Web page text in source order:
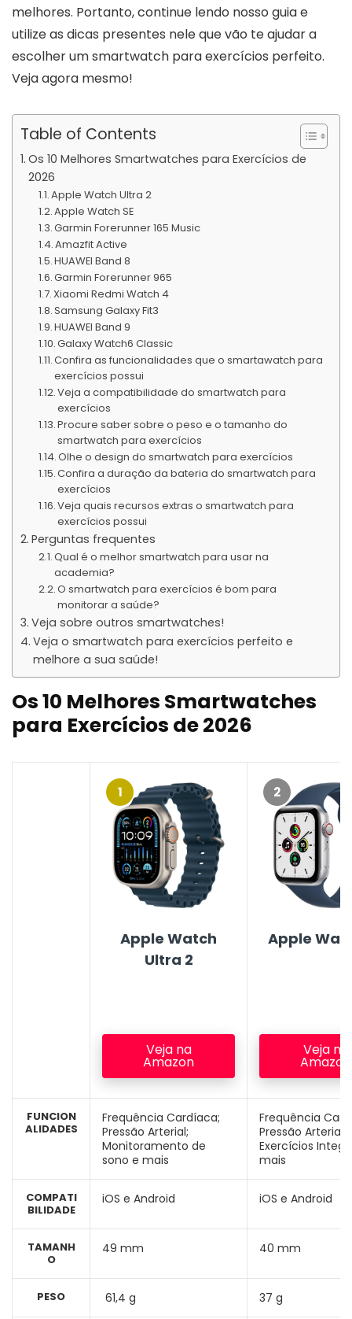
melhores. Portanto, continue lendo nosso guia e
utilize as dicas presentes nele que vão te ajudar a
escolher um smartwatch para exercícios perfeito.
Veja agora mesmo!
Table of Contents
Os 10 Melhores Smartwatches para Exercícios de
2026
Apple Watch Ultra 2
Apple Watch SE
Garmin Forerunner 165 Music
Amazfit Active
HUAWEI Band 8
Garmin Forerunner 965
Xiaomi Redmi Watch 4
Samsung Galaxy Fit3
HUAWEI Band 9
Galaxy Watch6 Classic
Confira as funcionalidades que o smartawatch para
exercícios possui
Veja a compatibilidade do smartwatch para
exercícios
Procure saber sobre o peso e o tamanho do
smartwatch para exercícios
Olhe o design do smartwatch para exercícios
Confira a duração da bateria do smartwatch para
exercícios
Veja quais recursos extras o smartwatch para
exercícios possui
Perguntas frequentes
Qual é o melhor smartwatch para usar na
academia?
O smartwatch para exercícios é bom para
monitorar a saúde?
Veja sobre outros smartwatches!
Veja o smartwatch para exercícios perfeito e
melhore a sua saúde!
Os10 Melhores Smartwatches
para Exercícios de 2026
FUNCION
ALIDADES
COMPATI
BILIDADE
TAMANH
O
PESO
1
Apple Watch
Ultra 2
Veja na
Amazon
Frequência Cardíaca;
Pressão Arterial;
Monitoramento de
sono e mais
iOS e Android
49 mm
61,4 g
2
Apple
Veja na
Amazon
Frequência
Pressão Arterial;
Exercícios
mais
iOS e Android
40 mm
37 g